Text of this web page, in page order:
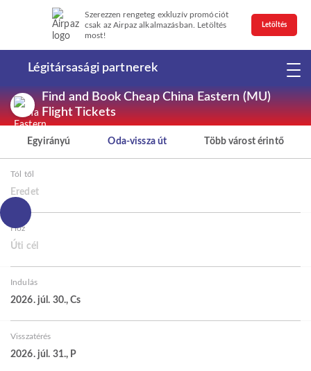
Szerezzen rengeteg exkluzív promóciót
csak az Airpaz alkalmazásban. Letöltés
most!
Letöltés
Légitársasági partnerek
Find and Book Cheap China Eastern (MU)
Flight Tickets
Egyirányú Oda-vissza út Több várost érintő
Tól től
Eredet
Hoz
Úti cél
Indulás
2026. júl. 30., Cs
Visszatérés
2026. júl. 31., P